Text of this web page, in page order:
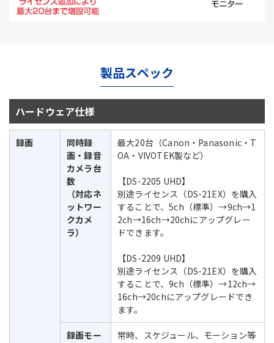
製品スペック
ハードウェア仕様
録画
同時録
画・録音
カメラ台
数
（対応ネ
ットワー
クカメ
ラ）
最大20台（Canon・Panasonic・T
OA・VIVOTEK製など）
【DS-2205 UHD】
別途ライセンス（DS-21EX）を購入
することで、5ch（標準）→9ch→1
2ch→16ch→20chにアップグレー
ドできます。
【DS-2209 UHD】
別途ライセンス（DS-21EX）を購入
することで、9ch（標準）→12ch→
16ch→20chにアップグレードでき
ます。
録画モー
常時、スケジュール、モーション等